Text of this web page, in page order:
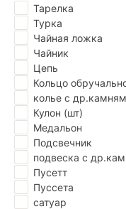
Тарелка
Турка
Чайная ложка
Чайник
Цепь
Кольцо
колье с
Кулон (шт)
Медальон
Подсвечник
подвеска с
Пусетт
Пуссета
сатуар